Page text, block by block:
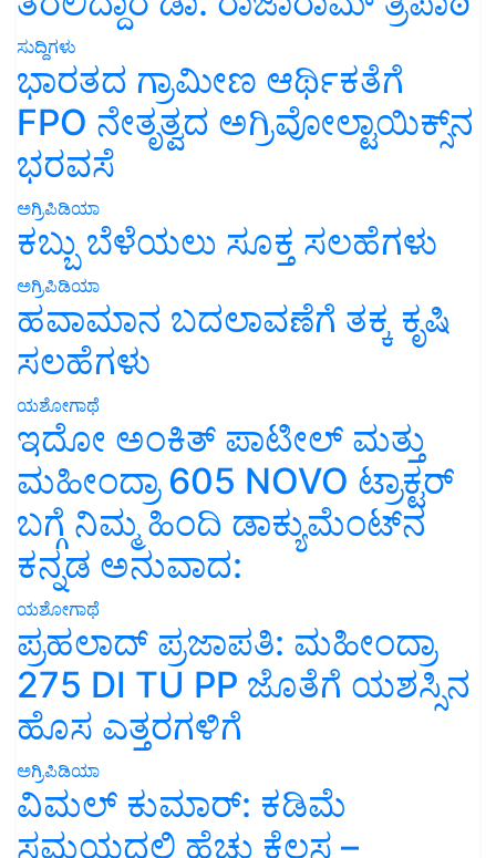
ಸುದ್ದಿಗಳು
ಭಾರತದ ಗ್ರಾಮೀಣ ಆರ್ಥಿಕತೆಗೆ
FPO ನೇತೃತ್ವದ ಅಗ್ರಿವೋಲ್ಟಾಯಿಕ್ಸ್‌ನ
ಭರವಸೆ
ಅಗ್ರಿಪಿಡಿಯಾ
ಕಬ್ಬು ಬೆಳೆಯಲು ಸೂಕ್ತ ಸಲಹೆಗಳು
ಅಗ್ರಿಪಿಡಿಯಾ
ಹವಾಮಾನ ಬದಲಾವಣೆಗೆ ತಕ್ಕ ಕೃಷಿ
ಸಲಹೆಗಳು
ಯಶೋಗಾಥೆ
ಇದೋ ಅಂಕಿತ್ ಪಾಟೀಲ್ ಮತ್ತು
ಮಹೀಂದ್ರಾ 605 NOVO ಟ್ರಾಕ್ಟರ್
ಬಗ್ಗೆ ನಿಮ್ಮ ಹಿಂದಿ ಡಾಕ್ಯುಮೆಂಟ್‌ನ
ಕನ್ನಡ ಅನುವಾದ:
ಯಶೋಗಾಥೆ
ಪ್ರಹಲಾದ್ ಪ್ರಜಾಪತಿ: ಮಹೀಂದ್ರಾ
275 DI TU PP ಜೊತೆಗೆ ಯಶಸ್ಸಿನ
ಹೊಸ ಎತ್ತರಗಳಿಗೆ
ಅಗ್ರಿಪಿಡಿಯಾ
ವಿಮಲ್ ಕುಮಾರ್: ಕಡಿಮೆ
ಸಮಯದಲ್ಲಿ ಹೆಚ್ಚು ಕೆಲಸ –